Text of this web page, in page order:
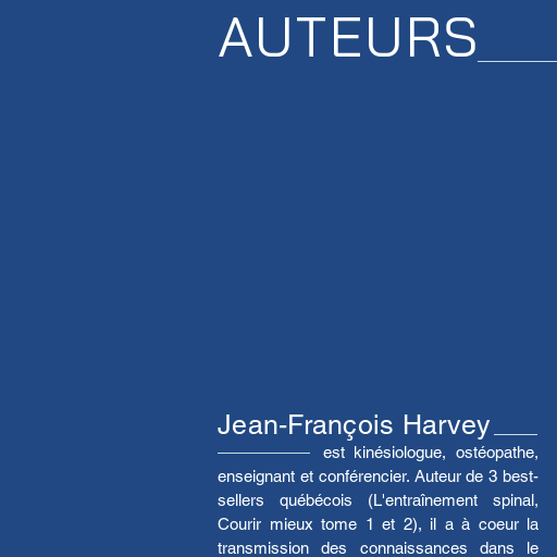
AUTEURS
Jean-François Harvey
est kinésiologue, ostéopathe,
enseignant et conférencier. Auteur de 3 best-
sellers québécois (L'entraînement spinal,
Courir mieux tome 1 et 2), il a à coeur la
transmission des connaissances dans le